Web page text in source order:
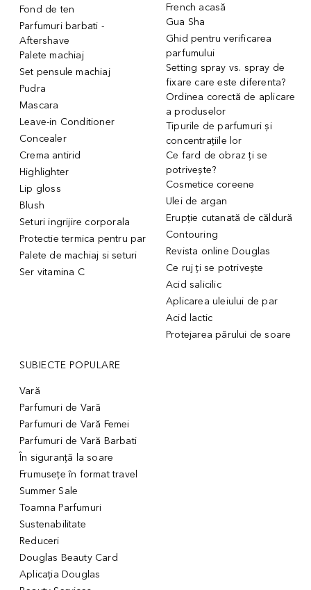
Fond de ten
Parfumuri barbati -
Aftershave
Palete machiaj
Set pensule machiaj
Pudra
Mascara
Leave-in Conditioner
Concealer
Crema antirid
Highlighter
Lip gloss
Blush
Seturi ingrijire corporala
Protectie termica pentru par
Palete de machiaj si seturi
Ser vitamina C
French acasă
Gua Sha
Ghid pentru verificarea
parfumului
Setting spray vs. spray de
fixare care este diferenta?
Ordinea corectă de aplicare
a produselor
Tipurile de parfumuri și
concentrațiile lor
Ce fard de obraz ți se
potrivește?
Cosmetice coreene
Ulei de argan
Erupție cutanată de căldură
Contouring
Revista online Douglas
Ce ruj ți se potrivește
Acid salicilic
Aplicarea uleiului de par
Acid lactic
Protejarea părului de soare
SUBIECTE POPULARE
Vară
Parfumuri de Vară
Parfumuri de Vară Femei
Parfumuri de Vară Barbati
În siguranță la soare
Frumusețe în format travel
Summer Sale
Toamna Parfumuri
Sustenabilitate
Reduceri
Douglas Beauty Card
Aplicația Douglas